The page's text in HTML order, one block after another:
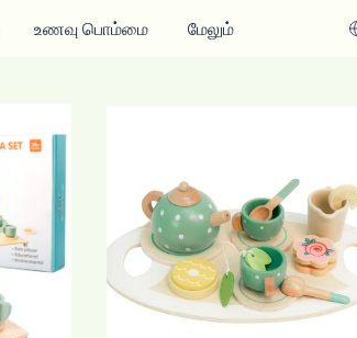
உணவு பொம்மை மேலும்